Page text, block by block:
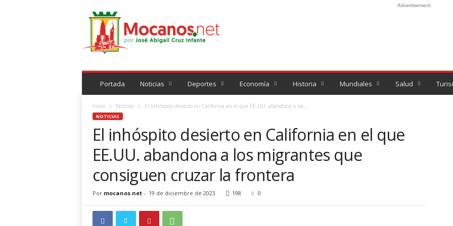
n
s
n
Advertisement
Portada Noticias Deportes Economía Historia Mundiales Salud
Inicio Noticias El inhóspito desierto en California en el que EE.UU. abandona a los...
NOTICIAS
El inhóspito desierto en California en el que
EE.UU. abandona a los migrantes que
consiguen cruzar la frontera
Por mocanos.net- 19 de diciembre de 2023 198 0